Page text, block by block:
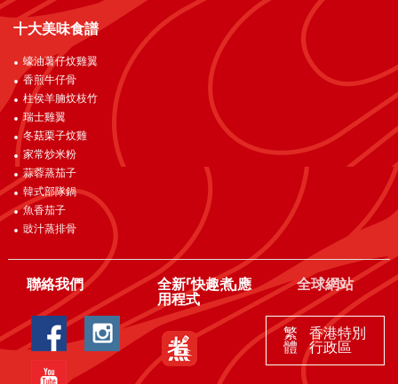
十大美味食譜
蠔油薯仔炆雞翼
香煎牛仔骨
柱侯羊腩炆枝竹
瑞士雞翼
冬菇栗子炆雞
家常炒米粉
蒜蓉蒸茄子
韓式部隊鍋
魚香茄子
豉汁蒸排骨
聯絡我們
全新「快趣煮」應
用程式
全球網站
繁
體
香港特別
行政區